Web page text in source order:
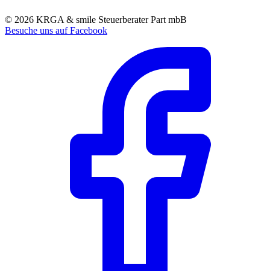
© 2026 KRGA & smile Steuerberater Part mbB
Besuche uns auf Facebook